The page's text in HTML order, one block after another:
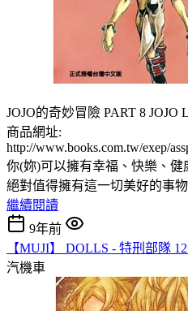
JOJO的奇妙冒險 PART 8 JOJO
商品網址:
http://www.books.com.tw/exep/
你(妳)可以擁有幸福、快樂、
絕對值得擁有這一切美好的事物
繼續閱讀
9年前
【MUJI】 DOLLS - 特刑部隊
汽機車